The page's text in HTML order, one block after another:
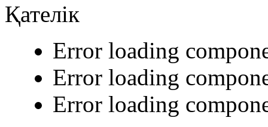
Қателік
Error loading
Error loading
Error loading